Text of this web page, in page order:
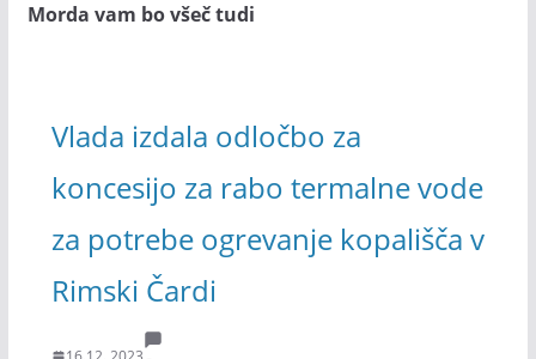
Morda vam bo všeč tudi
Vlada izdala odločbo za
koncesijo za rabo termalne vode
za potrebe ogrevanje kopališča v
Rimski Čardi